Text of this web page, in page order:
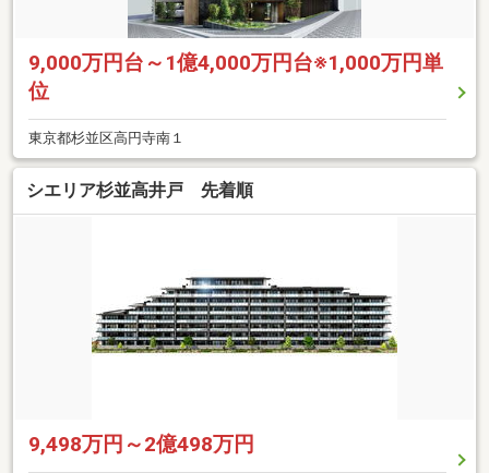
9,000万円台～1億4,000万円台※1,000万円単
位
東京都杉並区高円寺南１
シエリア杉並高井戸 先着順
9,498万円～2億498万円